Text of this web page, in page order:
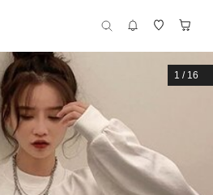
1 / 16